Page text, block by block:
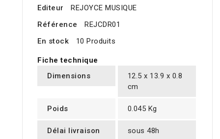
Editeur
REJOYCE MUSIQUE
Référence
REJCDR01
En stock
10 Produits
Fiche technique
Dimensions
12.5 x 13.9 x 0.8
cm
Poids 0.045 Kg
Délai livraison sous 48h